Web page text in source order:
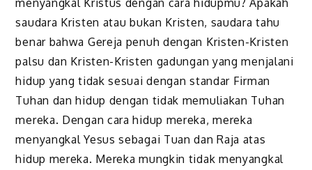
saudara Kristen atau bukan Kristen, saudara tahu
benar bahwa Gereja penuh dengan Kristen-Kristen
palsu dan Kristen-Kristen gadungan yang menjalani
hidup yang tidak sesuai dengan standar Firman
Tuhan dan hidup dengan tidak memuliakan Tuhan
mereka. Dengan cara hidup mereka, mereka
menyangkal Yesus sebagai Tuan dan Raja atas
hidup mereka. Mereka mungkin tidak menyangkal